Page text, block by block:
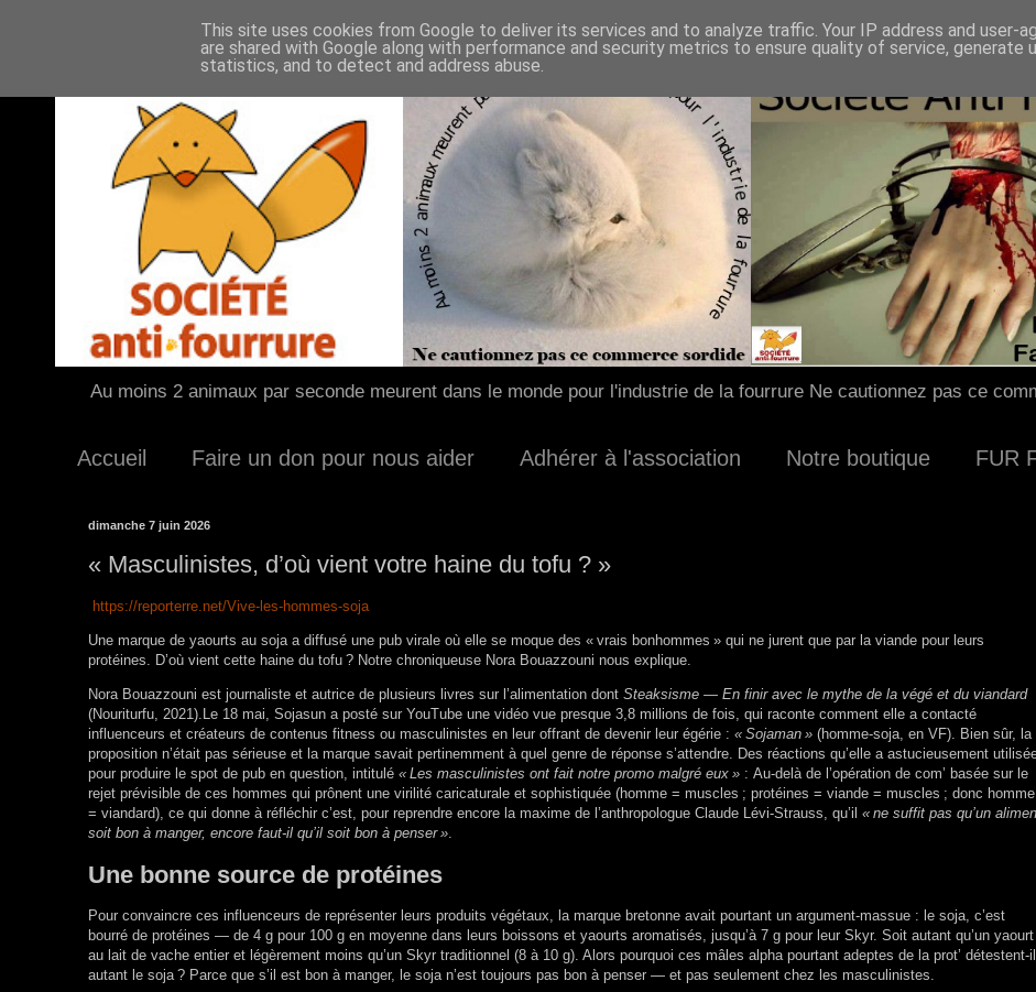
Au moins 2 animaux par seconde meurent dans le monde pour l'industrie de la fourrure Ne cautionnez pas ce
Accueil Faire un don pour nous aider Adhérer à l'association Notre boutique FUR
dimanche 7 juin 2026
« Masculinistes, d’où vient votre haine du tofu ? »
https://reporterre.net/Vive-les-hommes-soja
Une marque de yaourts au soja a diffusé une pub virale où elle se moque des « vrais bonhommes » qui ne jurent que par la viande pour leurs
protéines. D’où vient cette haine du tofu ? Notre chroniqueuse Nora Bouazzouni nous explique.
Nora Bouazzouni est journaliste et autrice de plusieurs livres sur l’alimentation dont Steaksisme — En finir avec le mythe de la végé et du viandard
(Nouriturfu, 2021).Le 18 mai, Sojasun a posté sur YouTube une vidéo vue presque 3,8 millions de fois, qui raconte comment elle a contacté
influenceurs et créateurs de contenus fitness ou masculinistes en leur offrant de devenir leur égérie : « Sojaman » (homme-soja, en VF). Bien sûr, la
proposition n’était pas sérieuse et la marque savait pertinemment à quel genre de réponse s’attendre. Des réactions qu’elle a astucieusement
pour produire le spot de pub en question, intitulé « Les masculinistes ont fait notre promo malgré eux » : Au-delà de l’opération de com’ basée sur le
rejet prévisible de ces hommes qui prônent une virilité caricaturale et sophistiquée (homme = muscles ; protéines = viande = muscles ; donc homme
= viandard), ce qui donne à réfléchir c’est, pour reprendre encore la maxime de l’anthropologue Claude Lévi-Strauss, qu’il « ne suffit pas qu’un
soit bon à manger, encore faut-il qu’il soit bon à penser ».
Une bonne source de protéines
Pour convaincre ces influenceurs de représenter leurs produits végétaux, la marque bretonne avait pourtant un argument-massue : le soja, c’est
bourré de protéines — de 4 g pour 100 g en moyenne dans leurs boissons et yaourts aromatisés, jusqu’à 7 g pour leur Skyr. Soit autant qu’un yaourt
au lait de vache entier et légèrement moins qu’un Skyr traditionnel (8 à 10 g). Alors pourquoi ces mâles alpha pourtant adeptes de la prot’ détestent-
autant le soja ? Parce que s’il est bon à manger, le soja n’est toujours pas bon à penser — et pas seulement chez les masculinistes.
This site uses cookies from Google to deliver its services and to analyze traffic. Your IP address and user-
are shared with Google along with performance and security metrics to ensure quality of service, generate
statistics, and to detect and address abuse.